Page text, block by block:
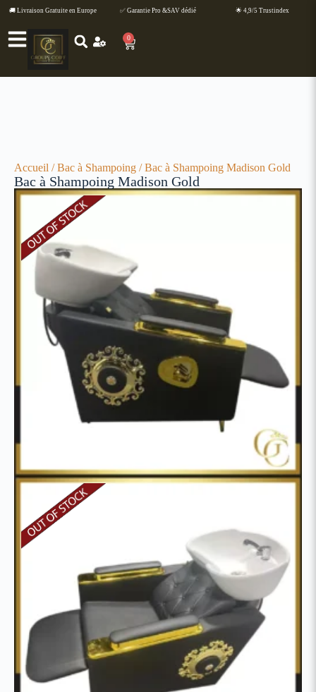
🚚 Livraison Gratuite en Europe ✅ Garantie Pro &SAV dédié 🌟 4,9/5 Trustindex
0
Accueil /Bac à Shampoing / Bac à Shampoing Madison Gold
Bac à Shampoing Madison Gold